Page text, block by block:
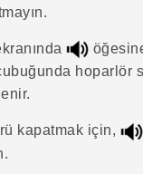
hoparlör
kapatmak için,